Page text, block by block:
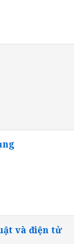
và điện tử